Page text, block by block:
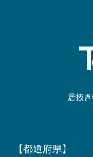
居抜
【都道府県】